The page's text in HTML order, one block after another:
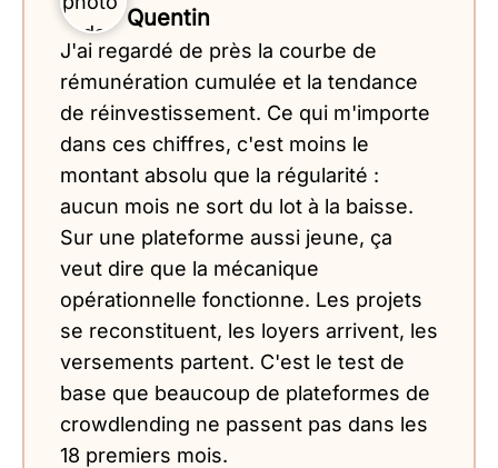
Quentin
J'ai regardé de près la courbe de
rémunération cumulée et la tendance
de réinvestissement. Ce qui m'importe
dans ces chiffres, c'est moins le
montant absolu que la régularité :
aucun mois ne sort du lot à la baisse.
Sur une plateforme aussi jeune, ça
veut dire que la mécanique
opérationnelle fonctionne. Les projets
se reconstituent, les loyers arrivent, les
versements partent. C'est le test de
base que beaucoup de plateformes de
crowdlending ne passent pas dans les
18 premiers mois.